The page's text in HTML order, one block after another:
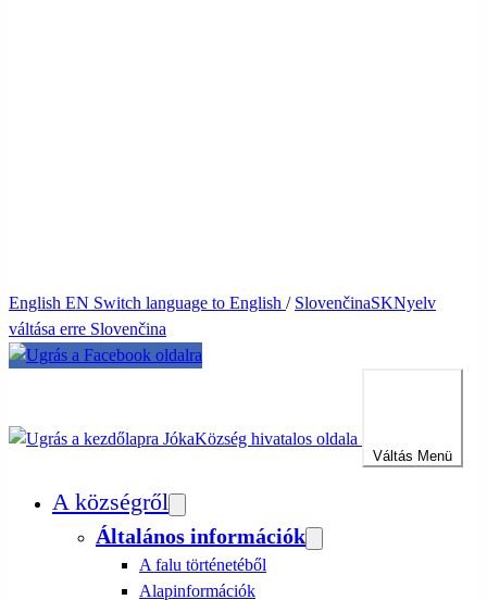
English EN Switch language to English / SlovenčinaSKNyelv
váltása erre Slovenčina
JókaKözség hivatalos oldala
Váltás Menü
A községről
Általános információk
A falu történetéből
Alapinformációk